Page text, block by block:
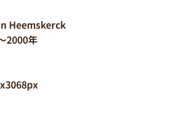
Heemskerck
2000年